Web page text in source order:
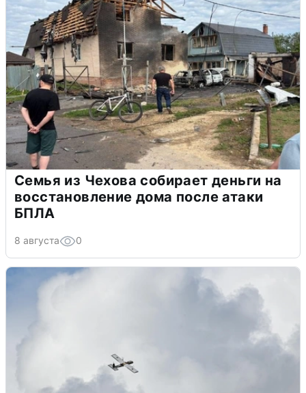
Семья из Чехова собирает деньги на
восстановление дома после атаки
БПЛА
8 августа 0